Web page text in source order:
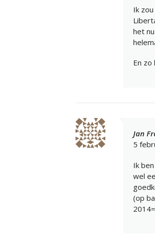
Ik
het
En zo
Jan
5
Ik
wel
(op